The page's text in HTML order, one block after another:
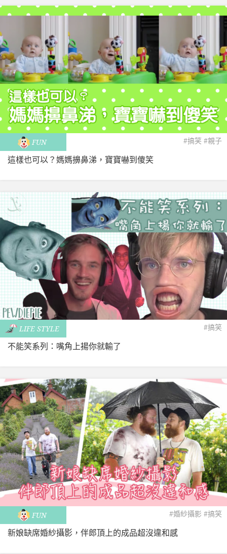
FUN #搞笑 #親子
這樣也可以？媽媽擤鼻涕，寶寶嚇到傻笑
LIFE STYLE #搞笑
不能笑系列：嘴角上揚你就輸了
FUN #婚紗攝影 #搞笑
新娘缺席婚紗攝影，伴郎頂上的成品超沒違和感